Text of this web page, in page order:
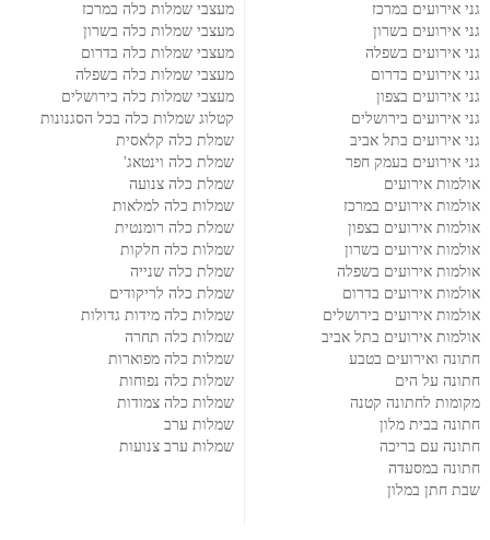
גני אירועים במרכז
גני אירועים בשרון
גני אירועים בשפלה
גני אירועים בדרום
גני אירועים בצפון
גני אירועים בירושלים
גני אירועים בתל אביב
גני אירועים בעמק חפר
אולמות אירועים
אולמות אירועים במרכז
אולמות אירועים בצפון
אולמות אירועים בשרון
אולמות אירועים בשפלה
אולמות אירועים בדרום
אולמות אירועים בירושלים
אולמות אירועים בתל אביב
חתונה ואירועים בטבע
חתונה על הים
מקומות לחתונה קטנה
חתונה בבית מלון
חתונה עם בריכה
חתונה במסעדה
שבת חתן במלון
מעצבי שמלות כלה במרכז
מעצבי שמלות כלה בשרון
מעצבי שמלות כלה בדרום
מעצבי שמלות כלה בשפלה
מעצבי שמלות כלה בירושלים
קטלוג שמלות כלה בכל הסגנונות
שמלת כלה קלאסית
שמלת כלה וינטאג'
שמלת כלה צנועה
שמלות כלה למלאות
שמלת כלה רומנטית
שמלות כלה חלקות
שמלת כלה שנייה
שמלת כלה לריקודים
שמלות כלה מידות גדולות
שמלות כלה תחרה
שמלות כלה מפוארות
שמלות כלה נפוחות
שמלות כלה צמודות
שמלות ערב
שמלות ערב צנועות